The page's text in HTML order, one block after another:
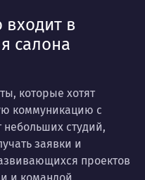
входит в
салона
которые хотят
коммуникацию с
небольших студий,
заявки и
проектов